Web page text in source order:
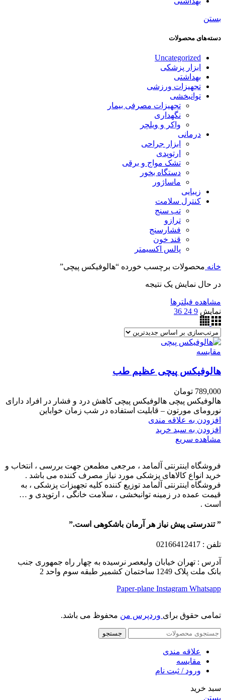
بستن
دسته‌های محصولات
Uncategorized
ابزار پزشکی
بهداشتی
تجهیزات ورزشی
توانبخشی
تجهیزات مصرفی بیمار
نگهداری
واکر و ویلچر
درمانی
ابزار جراحی
ارتوپدی
تشک مواج و برقی
دستگاه بخور
ماساژور
زیبایی
کنترل سلامت
تب سنج
ترازو
فشارسنج
قند خون
پالس اکسیمتر
خانه محصولات برچسب خورده “هالوفیکس پیچی”
در حال نمایش یک نتیجه
مشاهده فیلترها
نمایش 9
24
36
مقایسه
هالوفیکس پیچی عظیم طب
789,000 تومان
هالوفیکس پیچی هالوفیکس پیچی کاهش درد و فشار در افراد دارای
نورومای مورتون – قابلیت استفاده در شب زمان خواباین
افزودن به علاقه مندی
افزودن به سبد خرید
مشاهده سریع
فروشگاه اینترنتی آلمامد ، مرجعی مطمعن جهت بررسی ، انتخاب و
خرید انواع کالاهای پزشکی مورد نیاز مصرف کننده می باشد .
فروشگاه اینترنتی آلمامد توزیع کننده کلیه تجهیزات پزشکی ، به
قیمت عمده در زمینه توانبخشی ، سلامت خانگی ، ارتوپدی و …
است .
” تندرستی پیش نیاز هر آرمان باشکوهی است.”
تلفن : 02166412417
آدرس : تهران خیابان ولیعصر نرسیده به چهار راه جمهوری جنب
بانک ملت پلاک 1249 ساختمان کشمیر طبقه سوم واحد 2
Paper-plane Instagram Whatsapp
تمامی حقوق برای وردپرس من محفوظ می باشد.
جستجو
علاقه مندی
مقایسه
ورود / ثبت نام
سبد خرید
بستن